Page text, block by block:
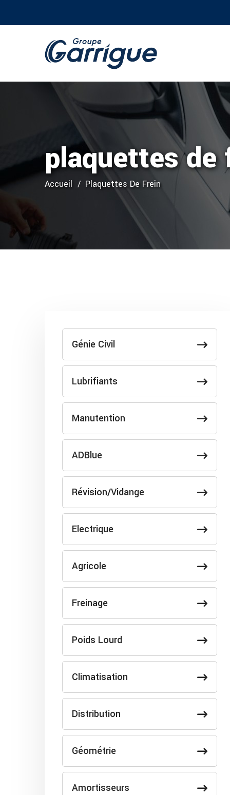
plaquettes de
Accueil Plaquettes De Frein
Génie Civil
Lubrifiants
Manutention
ADBlue
Révision/Vidange
Electrique
Agricole
Freinage
Poids Lourd
Climatisation
Distribution
Géométrie
Amortisseurs